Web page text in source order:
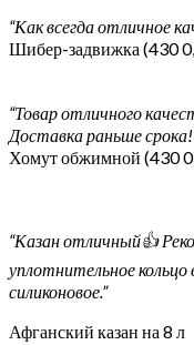
“Как всегда отличное
Шибер-задвижка (430
“Товар отличного
Доставка раньше
Хомут обжимной (430
“Казан отличный👍
уплотнительное кольцо
силиконовое.”
Афганский казан на 8 л